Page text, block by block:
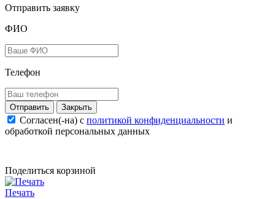
Отправить заявку
ФИО
Телефон
Закрыть
Согласен(-на) c политикой конфиденциальности и
обработкой персональных данных
Поделиться корзиной
Печать